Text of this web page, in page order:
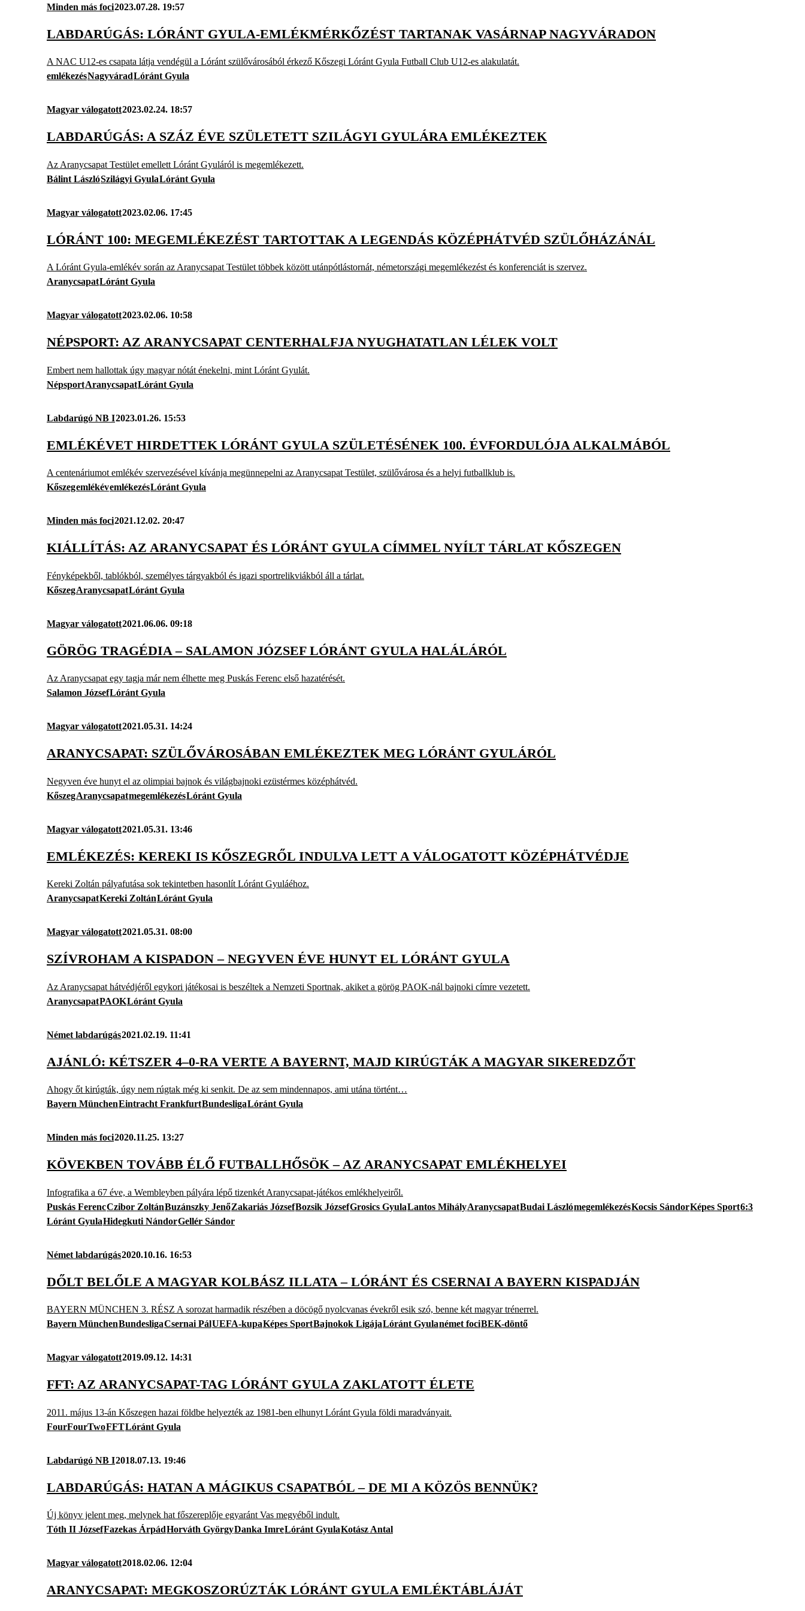
Minden más foci2023.07.28. 19:57
LABDARÚGÁS: LÓRÁNT GYULA-EMLÉKMÉRKŐZÉST TARTANAK VASÁRNAP NAGYVÁRADON
A NAC U12-es csapata látja vendégül a Lóránt szülővárosából érkező Kőszegi Lóránt Gyula Futball Club U12-es alakulatát.
emlékezésNagyváradLóránt Gyula
Magyar válogatott2023.02.24. 18:57
LABDARÚGÁS: A SZÁZ ÉVE SZÜLETETT SZILÁGYI GYULÁRA EMLÉKEZTEK
Az Aranycsapat Testület emellett Lóránt Gyuláról is megemlékezett.
Bálint LászlóSzilágyi GyulaLóránt Gyula
Magyar válogatott2023.02.06. 17:45
LÓRÁNT 100: MEGEMLÉKEZÉST TARTOTTAK A LEGENDÁS KÖZÉPHÁTVÉD SZÜLŐHÁZÁNÁL
A Lóránt Gyula-emlékév során az Aranycsapat Testület többek között utánpótlástornát, németországi megemlékezést és konferenciát is szervez.
AranycsapatLóránt Gyula
Magyar válogatott2023.02.06. 10:58
NÉPSPORT: AZ ARANYCSAPAT CENTERHALFJA NYUGHATATLAN LÉLEK VOLT
Embert nem hallottak úgy magyar nótát énekelni, mint Lóránt Gyulát.
NépsportAranycsapatLóránt Gyula
Labdarúgó NB I2023.01.26. 15:53
EMLÉKÉVET HIRDETTEK LÓRÁNT GYULA SZÜLETÉSÉNEK 100. ÉVFORDULÓJA ALKALMÁBÓL
A centenáriumot emlékév szervezésével kívánja megünnepelni az Aranycsapat Testület, szülővárosa és a helyi futballklub is.
KőszegemlékévemlékezésLóránt Gyula
Minden más foci2021.12.02. 20:47
KIÁLLÍTÁS: AZ ARANYCSAPAT ÉS LÓRÁNT GYULA CÍMMEL NYÍLT TÁRLAT KŐSZEGEN
Fényképekből, tablókból, személyes tárgyakból és igazi sportrelikviákból áll a tárlat.
KőszegAranycsapatLóránt Gyula
Magyar válogatott2021.06.06. 09:18
GÖRÖG TRAGÉDIA – SALAMON JÓZSEF LÓRÁNT GYULA HALÁLÁRÓL
Az Aranycsapat egy tagja már nem élhette meg Puskás Ferenc első hazatérését.
Salamon JózsefLóránt Gyula
Magyar válogatott2021.05.31. 14:24
ARANYCSAPAT: SZÜLŐVÁROSÁBAN EMLÉKEZTEK MEG LÓRÁNT GYULÁRÓL
Negyven éve hunyt el az olimpiai bajnok és világbajnoki ezüstérmes középhátvéd.
KőszegAranycsapatmegemlékezésLóránt Gyula
Magyar válogatott2021.05.31. 13:46
EMLÉKEZÉS: KEREKI IS KŐSZEGRŐL INDULVA LETT A VÁLOGATOTT KÖZÉPHÁTVÉDJE
Kereki Zoltán pályafutása sok tekintetben hasonlít Lóránt Gyuláéhoz.
AranycsapatKereki ZoltánLóránt Gyula
Magyar válogatott2021.05.31. 08:00
SZÍVROHAM A KISPADON – NEGYVEN ÉVE HUNYT EL LÓRÁNT GYULA
Az Aranycsapat hátvédjéről egykori játékosai is beszéltek a Nemzeti Sportnak, akiket a görög PAOK-nál bajnoki címre vezetett.
AranycsapatPAOKLóránt Gyula
Német labdarúgás2021.02.19. 11:41
AJÁNLÓ: KÉTSZER 4–0-RA VERTE A BAYERNT, MAJD KIRÚGTÁK A MAGYAR SIKEREDZŐT
Ahogy őt kirúgták, úgy nem rúgtak még ki senkit. De az sem mindennapos, ami utána történt…
Bayern MünchenEintracht FrankfurtBundesligaLóránt Gyula
Minden más foci2020.11.25. 13:27
KÖVEKBEN TOVÁBB ÉLŐ FUTBALLHŐSÖK – AZ ARANYCSAPAT EMLÉKHELYEI
Infografika a 67 éve, a Wembleyben pályára lépő tizenkét Aranycsapat-játékos emlékhelyeiről.
Puskás FerencCzibor ZoltánBuzánszky JenőZakariás JózsefBozsik JózsefGrosics GyulaLantos MihályAranycsapatBudai LászlómegemlékezésKocsis SándorKépes Sport6:3
Lóránt GyulaHidegkuti NándorGellér Sándor
Német labdarúgás2020.10.16. 16:53
DŐLT BELŐLE A MAGYAR KOLBÁSZ ILLATA – LÓRÁNT ÉS CSERNAI A BAYERN KISPADJÁN
BAYERN MÜNCHEN 3. RÉSZ A sorozat harmadik részében a döcögő nyolcvanas évekről esik szó, benne két magyar trénerrel.
Bayern MünchenBundesligaCsernai PálUEFA-kupaKépes SportBajnokok LigájaLóránt Gyulanémet fociBEK-döntő
Magyar válogatott2019.09.12. 14:31
FFT: AZ ARANYCSAPAT-TAG LÓRÁNT GYULA ZAKLATOTT ÉLETE
2011. május 13-án Kőszegen hazai földbe helyezték az 1981-ben elhunyt Lóránt Gyula földi maradványait.
FourFourTwoFFTLóránt Gyula
Labdarúgó NB I2018.07.13. 19:46
LABDARÚGÁS: HATAN A MÁGIKUS CSAPATBÓL – DE MI A KÖZÖS BENNÜK?
Új könyv jelent meg, melynek hat főszereplője egyaránt Vas megyéből indult.
Tóth II JózsefFazekas ÁrpádHorváth GyörgyDanka ImreLóránt GyulaKotász Antal
Magyar válogatott2018.02.06. 12:04
ARANYCSAPAT: MEGKOSZORÚZTÁK LÓRÁNT GYULA EMLÉKTÁBLÁJÁT